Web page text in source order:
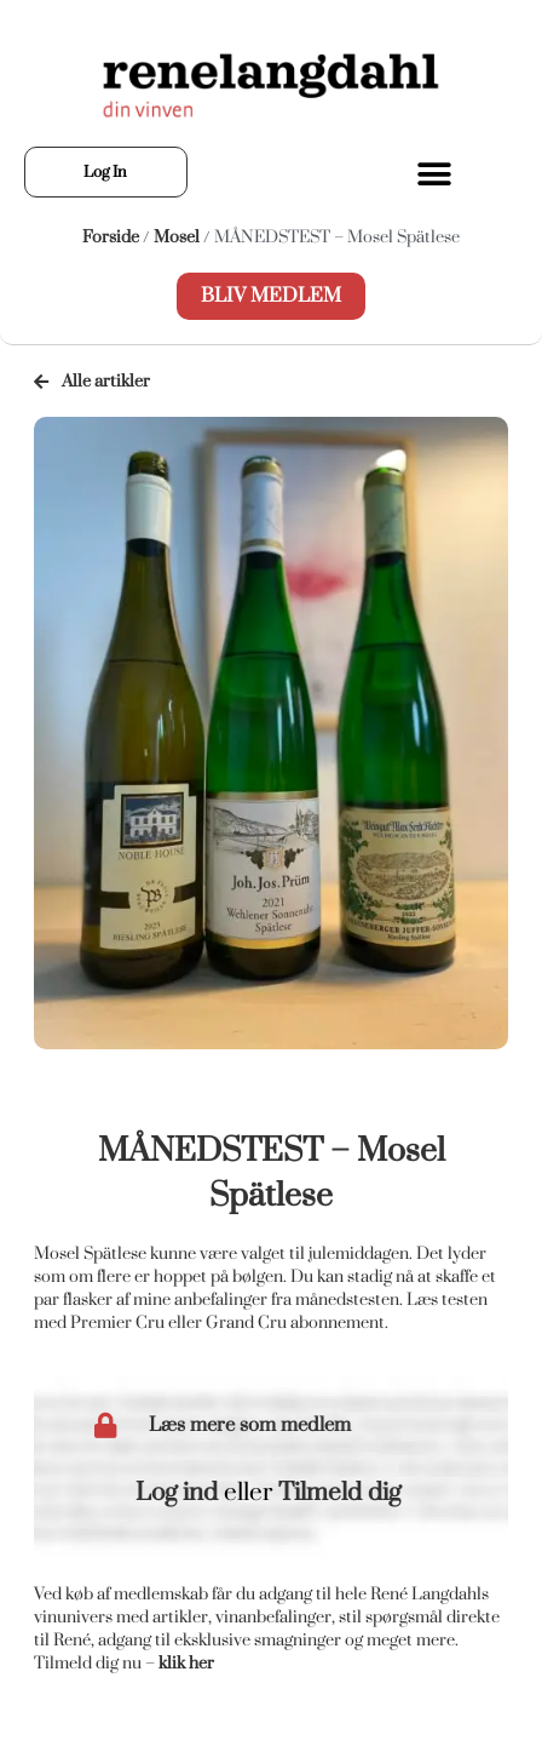
Log In
Forside/ Mosel/ MÅNEDSTEST – Mosel Spätlese
BLIV MEDLEM
Alle artikler
MÅNEDSTEST – Mosel
Spätlese
Mosel Spätlese kunne være valget til julemiddagen. Det lyder
som om flere er hoppet på bølgen. Du kan stadig nå at skaffe et
par flasker af mine anbefalinger fra månedstesten. Læs testen
med Premier Cru eller Grand Cru abonnement.
Læs mere som medlem
Log indellerTilmeld dig
Ved køb af medlemskab får du adgang til hele René Langdahls
vinunivers med artikler, vinanbefalinger, stil spørgsmål direkte
til René, adgang til eksklusive smagninger og meget mere.
Tilmeld dig nu –klik her